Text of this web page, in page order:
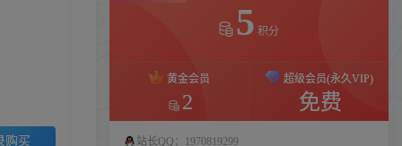
购买
5 积分
黄金会员
2
超级会员(永久VIP)
免费
站长QQ：1970819299